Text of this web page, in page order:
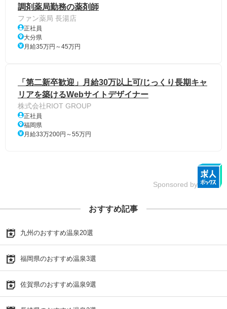
調剤薬局勤務の薬剤師
ファン薬局 長湯店
正社員
大分県
月給35万円～45万円
「第二新卒歓迎」月給30万以上可/じっくり長期キャ
リアを築けるWebサイトデザイナー
株式会社RIOT GROUP
正社員
福岡県
月給33万200円～55万円
Sponsored by
おすすめ記事
九州のおすすめ温泉20選
福岡県のおすすめ温泉3選
佐賀県のおすすめ温泉9選